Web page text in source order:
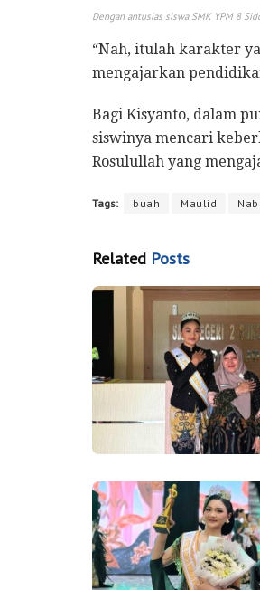
Dengan antusias siswa SMK YPM 8
“Nah, itulah karakter
mengajarkan
Bagi Kisyanto, dalam
siswinya mencari
Rosulullah yang
Tags: buah Maulid
Related Posts